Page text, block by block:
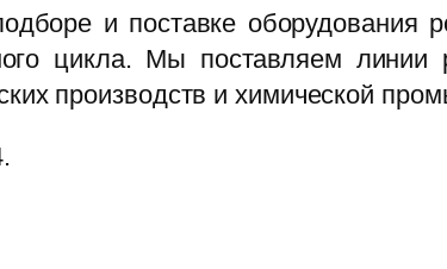
и поставке оборудования
цикла. Мы поставляем
производств и химической